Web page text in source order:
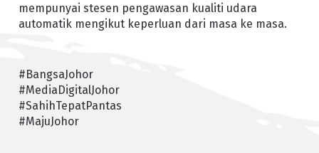
mempunyai stesen pengawasan kualiti udara
automatik mengikut keperluan dari masa ke masa.
#BangsaJohor
#MediaDigitalJohor
#SahihTepatPantas
#MajuJohor